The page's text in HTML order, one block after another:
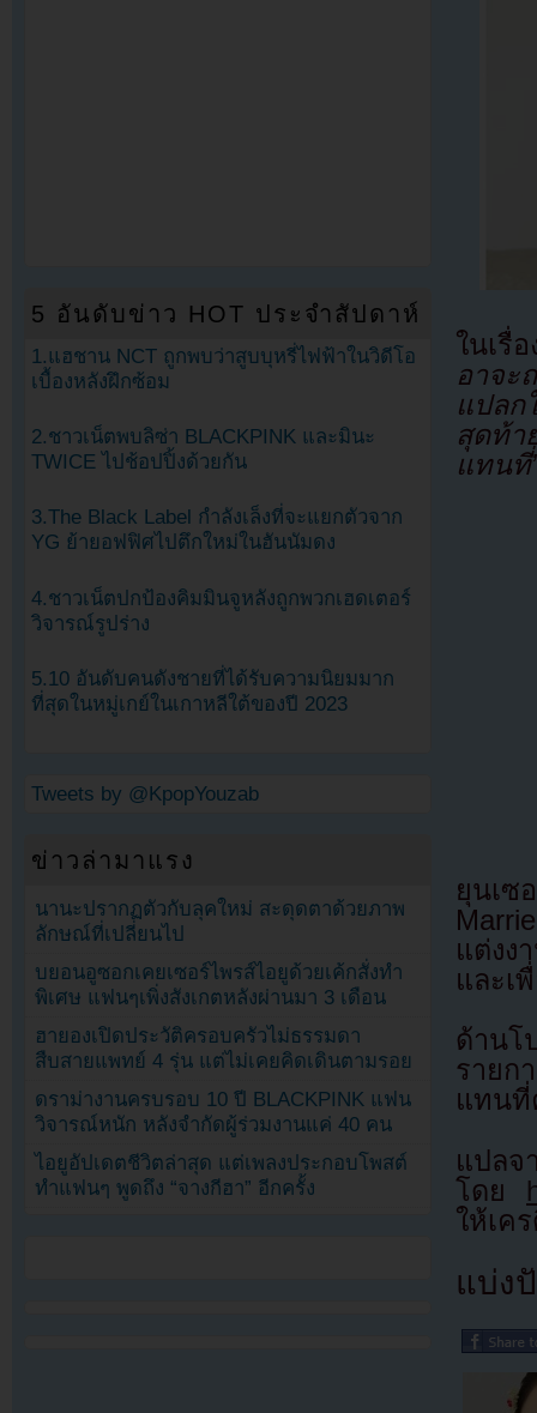
ในเรื่
อาจะ
แปลก
สุดท้า
แทนที่
ยุนเ
แต่งง
และเ
ด้านโ
รายก
แทนที่
แ
โดย
ให้เค
แบ่ง
5 อันดับข่าว HOT ประจำสัปดาห์
1.แฮชาน NCT ถูกพบว่าสูบบุหรี่ไฟฟ้าในวิดีโอ
เบื้องหลังฝึกซ้อม
2.ชาวเน็ตพบลิซ่า BLACKPINK และมินะ
TWICE ไปช้อปปิ้งด้วยกัน
3.The Black Label กำลังเล็งที่จะแยกตัวจาก
YG ย้ายอฟฟิศไปตึกใหม่ในฮันนัมดง
4.ชาวเน็ตปกป้องคิมมินจูหลังถูกพวกเฮดเตอร์
วิจารณ์รูปร่าง
5.10 อันดับคนดังชายที่ได้รับความนิยมมาก
ที่สุดในหมู่เกย์ในเกาหลีใต้ของปี 2023
Tweets by @KpopYouzab
ข่าวล่ามาแรง
นานะปรากฏตัวกับลุคใหม่ สะดุดตาด้วยภาพ
ลักษณ์ที่เปลี่ยนไป
บยอนอูซอกเคยเซอร์ไพรส์ไอยูด้วยเค้กสั่งทำ
พิเศษ แฟนๆเพิ่งสังเกตหลังผ่านมา 3 เดือน
ฮายองเปิดประวัติครอบครัวไม่ธรรมดา
สืบสายแพทย์ 4 รุ่น แต่ไม่เคยคิดเดินตามรอย
ดราม่างานครบรอบ 10 ปี BLACKPINK แฟน
วิจารณ์หนัก หลังจำกัดผู้ร่วมงานแค่ 40 คน
ไอยูอัปเดตชีวิตล่าสุด แต่เพลงประกอบโพสต์
ทำแฟนๆ พูดถึง “จางกีฮา” อีกครั้ง